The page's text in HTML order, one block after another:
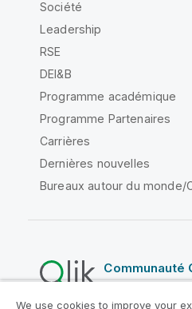
Société
Leadership
RSE
DEI&B
Programme académique
Programme Partenaires
Carrières
Dernières nouvelles
Bureaux autour du monde/
Communauté
We use cookies to improve your